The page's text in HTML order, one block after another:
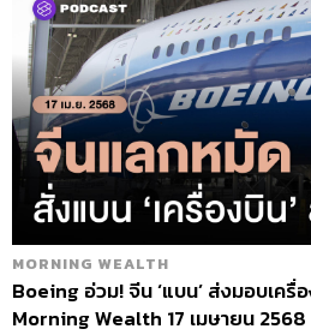
MORNING WEALTH
Boeing อ่วม! จีน ‘แบน’ ส่งมอบเค
Morning Wealth 17 เมษายน 2568